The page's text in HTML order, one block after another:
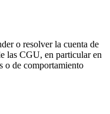
o resolver la cuenta de
las CGU, en particular en
o de comportamiento